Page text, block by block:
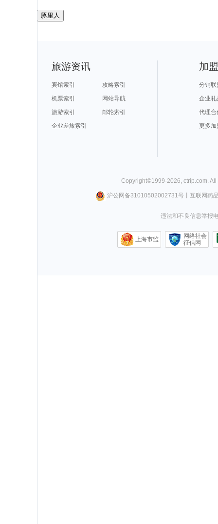
豚里人
旅游资讯
宾馆索引
攻略索引
机票索引
网站导航
旅游索引
邮轮索引
企业差旅索引
加
分销联
企业礼
代理合
更多加
Copyright©1999-2026 ctrip.com .
沪公网备31010502002731号丨 互联网药
违法和不良信息举报
上海市监
网络社会
征信网